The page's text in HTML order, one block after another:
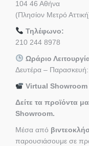
104 46 Αθήνα
(Πλησίον Μετρό
Τηλέφωνο:
210 244 8978
Ωράριο
Δευτέρα –
Virtual
Δείτε τα προϊόντα
Showroom.
Μέσα από
παρουσιάσουμε σε